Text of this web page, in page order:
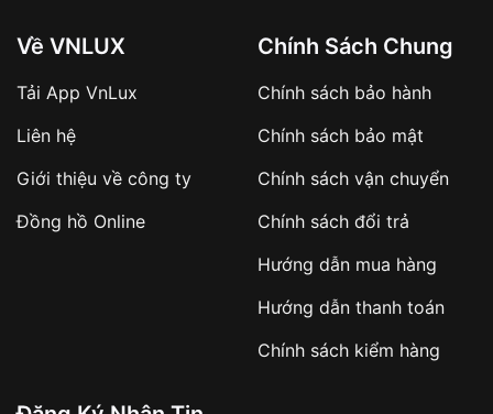
sản phẩm đặc biệt
hàng
Số tiền còn lại thanh toán khi nhận hàng hoặc
✔️ Đảm bảo xử lý đơn hàng nhanh chóng
✔️ Hạn chế tình trạng hủy đơn không mong
Về VNLUX
Tải App VnLux
Liên hệ
Giới thiệu về công ty
Đồng hồ Online
Chính Sách Chung
Chính sách bảo hành
Chính sách bảo mật
Chính sách vận chuyển
Chính sách đổi trả
Hướng dẫn mua hàng
Hướng dẫn thanh toán
Chính sách kiểm hàng